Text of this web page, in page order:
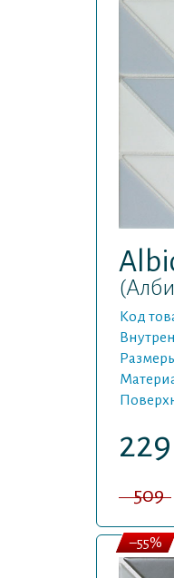
Код
229
509
–55%